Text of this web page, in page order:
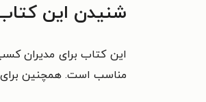
شنیدن این
این کتاب برای مدیران
مناسب است. همچنین برای